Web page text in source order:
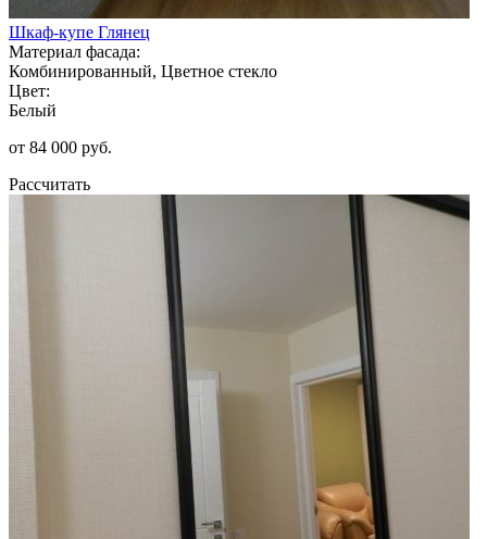
Шкаф-купе Глянец
Материал фасада:
Комбинированный, Цветное стекло
Цвет:
Белый
от 84 000 руб.
Рассчитать